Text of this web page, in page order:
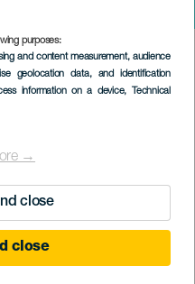
purposes:
and content measurement, audience
geolocation data, and identification
information on a device, Technical
→
close
close